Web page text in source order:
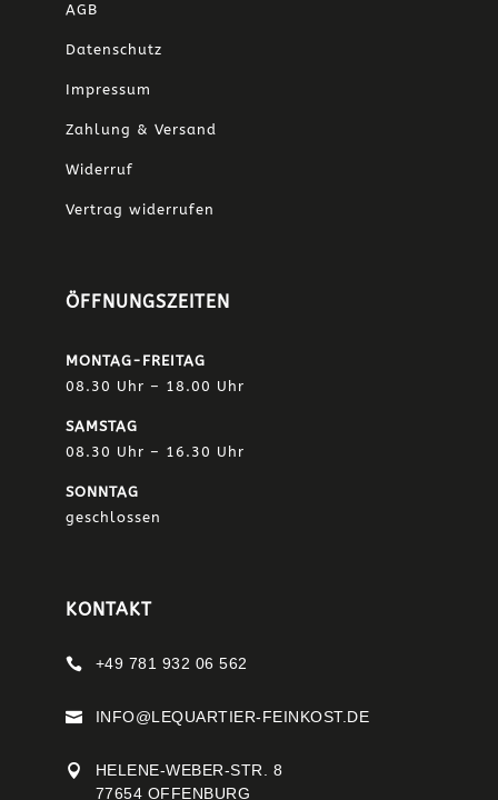
AGB
Datenschutz
Impressum
Zahlung & Versand
Widerruf
Vertrag widerrufen
ÖFFNUNGSZEITEN
MONTAG-FREITAG
08.30 Uhr – 18.00 Uhr
SAMSTAG
08.30 Uhr – 16.30 Uhr
SONNTAG
geschlossen
KONTAKT
 +49 781 932 06 562
 INFO@LEQUARTIER-FEINKOST.DE

HELENE-WEBER-STR. 8
77654 OFFENBURG